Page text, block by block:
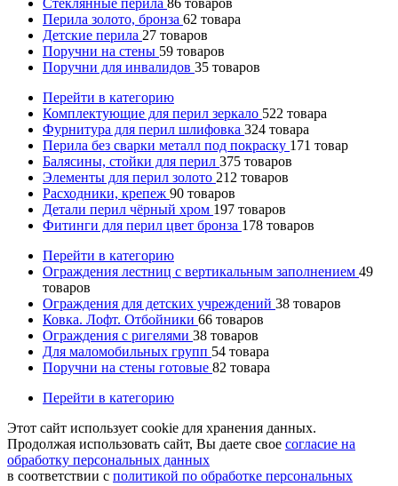
Стеклянные перила 86 товаров
Перила золото, бронза 62 товара
Детские перила 27 товаров
Поручни на стены 59 товаров
Поручни для инвалидов 35 товаров
Перейти в категорию
Комплектующие для перил зеркало 522 товара
Фурнитура для перил шлифовка 324 товара
Перила без сварки металл под покраску 171 товар
Балясины, стойки для перил 375 товаров
Элементы для перил золото 212 товаров
Расходники, крепеж 90 товаров
Детали перил чёрный хром 197 товаров
Фитинги для перил цвет бронза 178 товаров
Перейти в категорию
Ограждения лестниц с вертикальным заполнением 49
товаров
Ограждения для детских учреждений 38 товаров
Ковка. Лофт. Отбойники 66 товаров
Ограждения с ригелями 38 товаров
Для маломобильных групп 54 товара
Поручни на стены готовые 82 товара
Перейти в категорию
Этот сайт использует cookie для хранения данных.
Продолжая использовать сайт, Вы даете свое согласие на
обработку персональных данных
в соответствии с политикой по обработке персональных